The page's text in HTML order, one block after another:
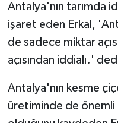
Antalya'nın tarımda
işaret eden Erkal,
de sadece miktar
açısından iddialı.'
Antalya'nın kesme
üretiminde de